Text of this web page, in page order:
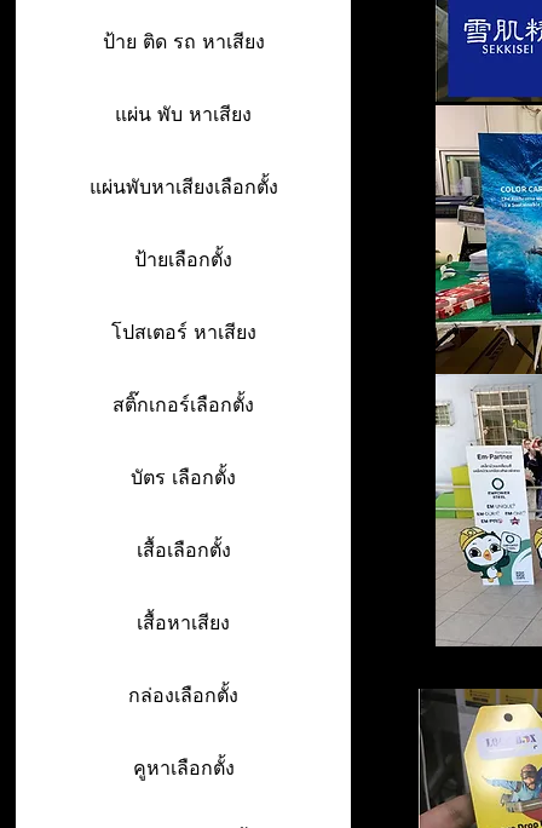
ป้าย ติด รถ หาเสียง
แผ่น พับ หาเสียง
แผ่นพับหาเสียงเลือกตั้ง
ป้ายเลือกตั้ง
โปสเตอร์ หาเสียง
สติ๊กเกอร์เลือกตั้ง
บัตร เลือกตั้ง
เสื้อเลือกตั้ง
เสื้อหาเสียง
กล่องเลือกตั้ง
คูหาเลือกตั้ง